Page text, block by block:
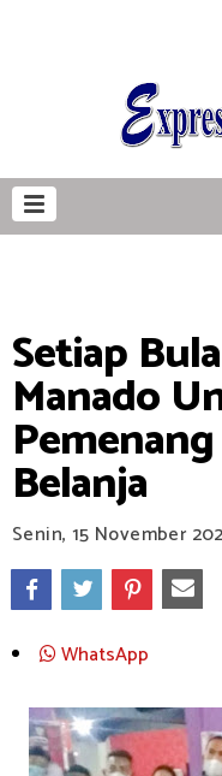
Setiap
Manado
Belanja
Senin, 15 November
WhatsApp